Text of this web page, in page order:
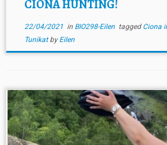
CIONA HUNTING!
22/04/2021in BIO298-Eilen tagged Ciona
Tunikat by Eilen